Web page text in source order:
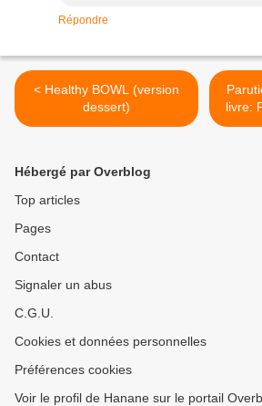
Répondre
< Healthy BOWL (version
dessert)
livre:
Hébergé par Overblog
Top articles
Pages
Contact
Signaler un abus
C.G.U.
Cookies et données personnelles
Préférences cookies
Voir le profil de Hanane sur le portail